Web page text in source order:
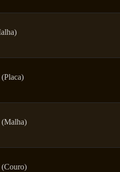
(Placa)
(Malha)
(Couro)